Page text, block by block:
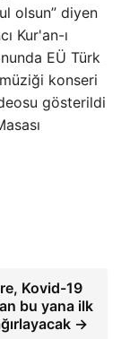
olsun” diyen
Kur'an-ı
EÜ Türk
konseri
gösterildi
Kovid-19
bu yana ilk
→